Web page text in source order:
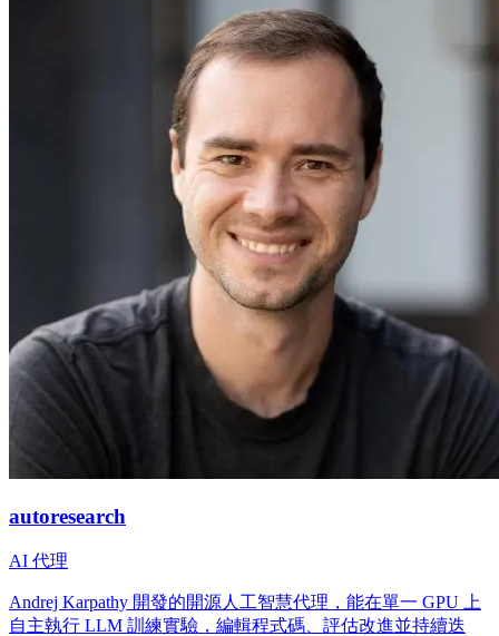
autoresearch
AI 代理
Andrej Karpathy 開發的開源人工智慧代理，能在單一 GPU 上
自主執行 LLM 訓練實驗，編輯程式碼、評估改進並持續迭